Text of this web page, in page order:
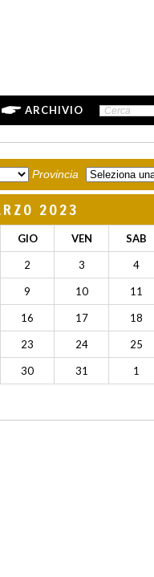
ARCHIVIO
Provincia
2023
GIO VEN SAB
2 3 4
9 10 11
16 17 18
23 24 25
30 31 1